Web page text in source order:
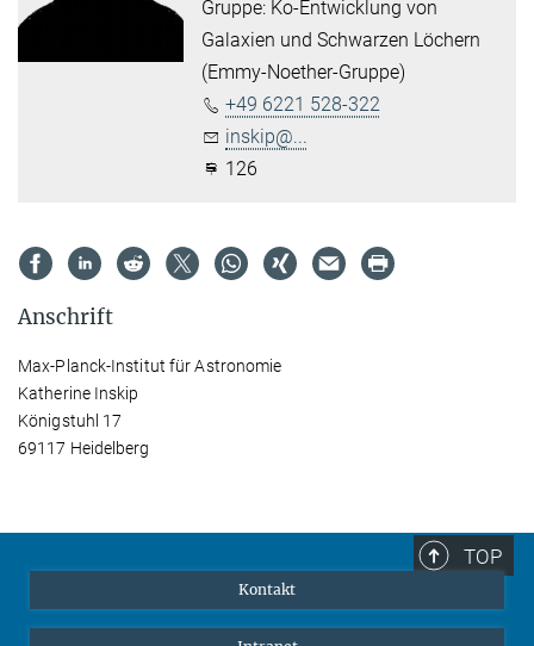
Gruppe: Ko-Entwicklung von
Galaxien und Schwarzen Löchern
(Emmy-Noether-Gruppe)
+49 6221 528-322
inskip@...
126
Anschrift
Max-Planck-Institut für Astronomie
Katherine Inskip
Königstuhl 17
69117 Heidelberg
TOP
Kontakt